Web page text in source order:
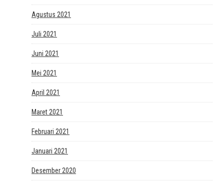
Agustus 2021
Juli 2021
Juni 2021
Mei 2021
April 2021
Maret 2021
Februari 2021
Januari 2021
Desember 2020